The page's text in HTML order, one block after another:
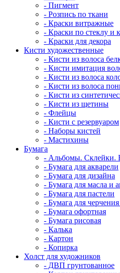
- Пигмент
- Розпись по ткани
- Краски витражные
- Краски по стеклу и
- Краски для декора
Кисти художественные
- Кисти из волоса
- Кисти имитация
- Кисти из волоса
- Кисти из волоса
- Кисти из
- Кисти из щетины
- Флейцы
- Кисти с резервуаром
- Наборы кистей
- Мастихины
Бумага
- Альбомы. Склейки.
- Бумага для акварели
- Бумага для дизайна
- Бумага для масла и
- Бумага для пастели
- Бумага для
- Бумага офортная
- Бумага рисовая
- Калька
- Картон
- Копирка
Холст для художников
- ДВП грунтованное